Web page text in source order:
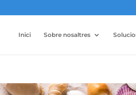
Inici Sobre nosaltres